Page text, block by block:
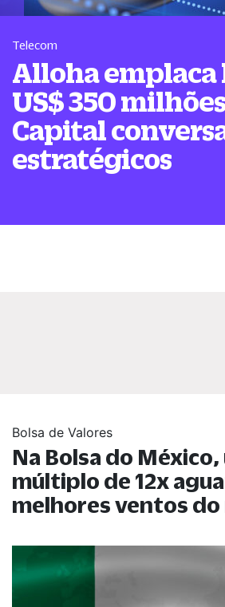
Telecom
Alloha emplaca
US$ 350
Capital
estratégicos
Bolsa de Valores
Na Bolsa do México,
múltiplo de 12x
melhores ventos